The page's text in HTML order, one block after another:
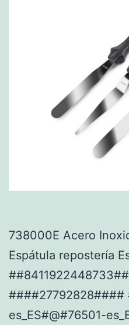
738000E Acero
Espátula repostería
####27792828####
es_ES#@#76501-